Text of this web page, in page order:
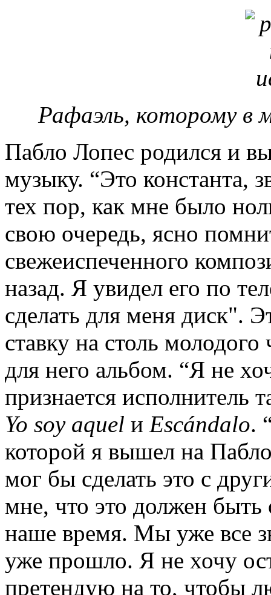
Рафаэль, которому в
Пабло Лопес родился и
музыку. “Это константа,
тех пор, как мне было
свою очередь, ясно
свежеиспеченного
назад. Я увидел его по
сделать для меня диск".
ставку на столь
для него альбом. “Я не
признается исполнитель
Yo soy aquel и Escándalo.
которой я вышел на
мог бы сделать это с
мне, что это должен
наше время. Мы уже все
уже прошло. Я не хочу
претендую на то, чтобы